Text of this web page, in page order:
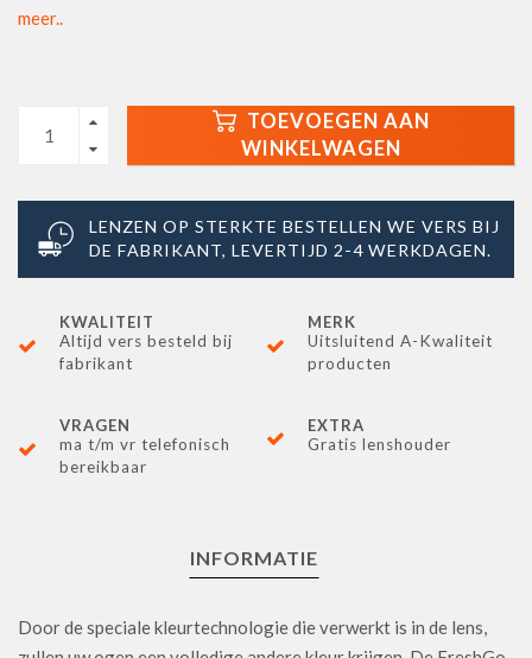
meer..
TOEVOEGEN AAN
WINKELWAGEN
LENZEN OP STERKTE BESTELLEN WE VERS BIJ
DE FABRIKANT, LEVERTIJD 2-4 WERKDAGEN.
KWALITEIT
Altijd vers besteld bij
fabrikant
MERK
Uitsluitend A-Kwaliteit
producten
VRAGEN
ma t/m vr telefonisch
bereikbaar
EXTRA
Gratis lenshouder
INFORMATIE
Door de speciale kleurtechnologie die verwerkt is in de lens,